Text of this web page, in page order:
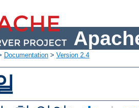
Documentation > Version 2.4